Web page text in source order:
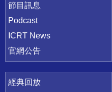
節目訊息
Podcast
ICRT News
官網公告
經典回放